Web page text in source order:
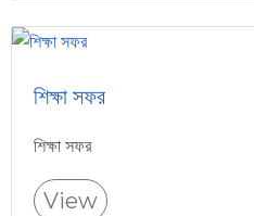
শিক্ষা সফর
শিক্ষা সফর
View